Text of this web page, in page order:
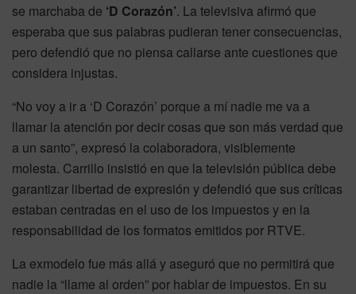
se marchaba de ‘D Corazón’. La televisiva afirmó que
esperaba que sus palabras pudieran tener consecuencias,
pero defendió que no piensa callarse ante cuestiones que
considera injustas.
“No voy a ir a ‘D Corazón’ porque a mí nadie me va a
llamar la atención por decir cosas que son más verdad que
a un santo”, expresó la colaboradora, visiblemente
molesta. Carrillo insistió en que la televisión pública debe
garantizar libertad de expresión y defendió que sus críticas
estaban centradas en el uso de los impuestos y en la
responsabilidad de los formatos emitidos por RTVE.
La exmodelo fue más allá y aseguró que no permitirá que
nadie la “llame al orden” por hablar de impuestos. En su